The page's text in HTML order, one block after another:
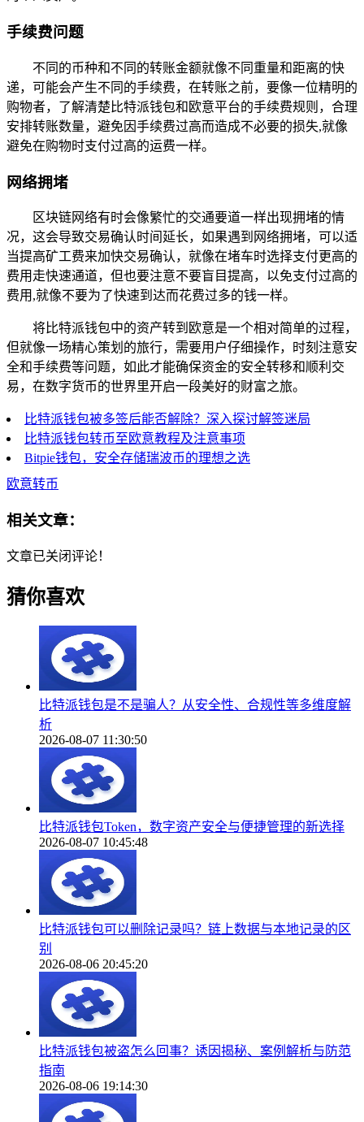
手续费问题
不同的币种和不同的转账金额就像不同重量和距离的快
递，可能会产生不同的手续费，在转账之前，要像一位精明的
购物者，了解清楚比特派钱包和欧意平台的手续费规则，合理
安排转账数量，避免因手续费过高而造成不必要的损失,就像
避免在购物时支付过高的运费一样。
网络拥堵
区块链网络有时会像繁忙的交通要道一样出现拥堵的情
况，这会导致交易确认时间延长，如果遇到网络拥堵，可以适
当提高矿工费来加快交易确认，就像在堵车时选择支付更高的
费用走快速通道，但也要注意不要盲目提高，以免支付过高的
费用,就像不要为了快速到达而花费过多的钱一样。
将比特派钱包中的资产转到欧意是一个相对简单的过程，
但就像一场精心策划的旅行，需要用户仔细操作，时刻注意安
全和手续费等问题，如此才能确保资金的安全转移和顺利交
易，在数字货币的世界里开启一段美好的财富之旅。
比特派钱包被多签后能否解除？深入探讨解签迷局
比特派钱包转币至欧意教程及注意事项
Bitpie钱包，安全存储瑞波币的理想之选
欧意转币
相关文章：
文章已关闭评论！
猜你喜欢
比特派钱包是不是骗人？从安全性、合规性等多维度解
析
2026-08-07 11:30:50
比特派钱包Token，数字资产安全与便捷管理的新选择
2026-08-07 10:45:48
比特派钱包可以删除记录吗？链上数据与本地记录的区
别
2026-08-06 20:45:20
比特派钱包被盗怎么回事？诱因揭秘、案例解析与防范
指南
2026-08-06 19:14:30